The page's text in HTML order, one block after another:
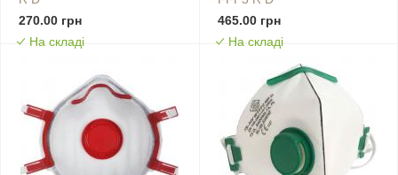
270.00 грн
На складі
465.00 грн
На складі